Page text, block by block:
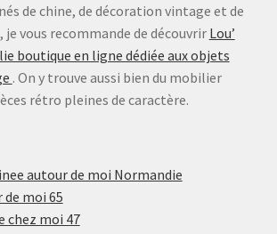
de chine, de décoration vintage et de
je vous recommande de découvrir Lou’
boutique en ligne dédiée aux objets
. On y trouve aussi bien du mobilier
rétro pleines de caractère.
autour de moi Normandie
moi 65
chez moi 47